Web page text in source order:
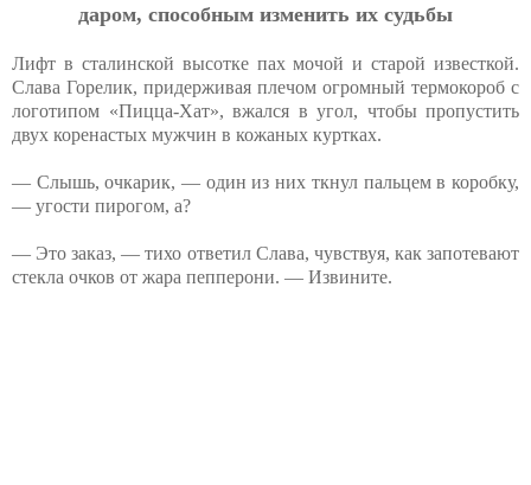
дapoм, cпocoбным измeнить их cудьбы
Лифт в сталинской высотке пах мочой и старой известкой.
Слава Горелик, придерживая плечом огромный термокороб с
логотипом «Пицца-Хат», вжался в угол, чтобы пропустить
двух коренастых мужчин в кожаных куртках.
— Слышь, очкарик, — один из них ткнул пальцем в коробку,
— угости пирогом, а?
— Это заказ, — тихо ответил Слава, чувствуя, как запотевают
стекла очков от жара пепперони. — Извините.